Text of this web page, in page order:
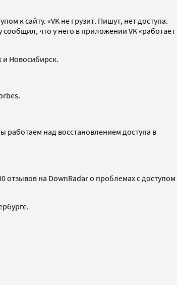
к сайту. «VK не грузит. Пишут, нет доступа.
что у него в приложении VK «работает
и Новосибирск.
работаем над восстановлением доступа в
отзывов на DownRadar о проблемах с доступом